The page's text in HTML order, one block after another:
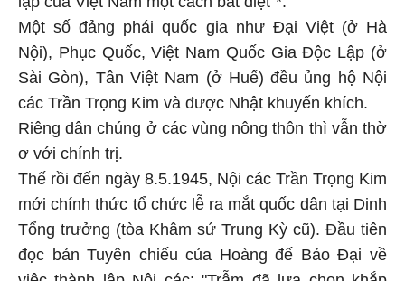
Một số đảng phái quốc gia như Đại Việt (ở Hà
Nội), Phục Quốc, Việt Nam Quốc Gia Độc Lập (ở
Sài Gòn), Tân Việt Nam (ở Huế) đều ủng hộ Nội
các Trần Trọng Kim và được Nhật khuyến khích.
Riêng dân chúng ở các vùng nông thôn thì vẫn thờ
ơ với chính trị.
Thế rồi đến ngày 8.5.1945, Nội các Trần Trọng Kim
mới chính thức tổ chức lễ ra mắt quốc dân tại Dinh
Tổng trưởng (tòa Khâm sứ Trung Kỳ cũ). Đầu tiên
đọc bản Tuyên chiếu của Hoàng đế Bảo Đại về